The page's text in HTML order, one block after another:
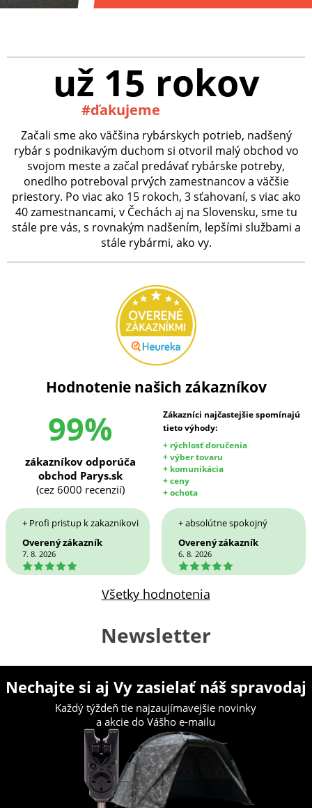
už 15 rokov
#ďakujeme
Začali sme ako väčšina rybárskych potrieb, nadšený
rybár s podnikavým duchom si otvoril malý obchod vo
svojom meste a začal predávať rybárske potreby,
onedlho potreboval prvých zamestnancov a väčšie
priestory. Po viac ako 15 rokoch, 3 sťahovaní, s viac ako
40 zamestnancami, v Čechách aj na Slovensku, sme tu
stále pre vás, s rovnakým nadšením, lepšími službami a
stále rybármi, ako vy.
Hodnotenie našich zákazníkov
99%
Zákazníci najčastejšie spomínajú
tieto výhody:
+ rýchlosť doručenia
+ výber tovaru
+ komunikácia
+ ceny
+ ochota
zákazníkov odporúča
obchod Parys.sk
(cez 6000 recenzií)
+ Profi pristup k zakaznikovi
Overený zákazník
7. 8. 2026
5
+ absolútne spokojný
Overený zákazník
6. 8. 2026
5
Všetky hodnotenia
Newsletter
Nechajte si aj Vy zasielať náš spravodaj
Každý týždeň tie najzaujímavejšie novinky
a akcie do Vášho e-mailu